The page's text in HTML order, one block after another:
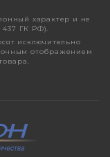
характер и не
437 ГК РФ).
исключительно
отображением